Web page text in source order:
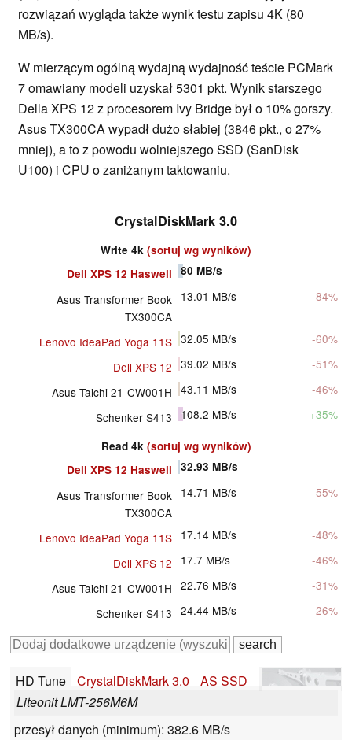
rozwiązań wygląda także wynik testu zapisu 4K (80
MB/s).
W mierzącym ogólną wydajną wydajność teście PCMark
7 omawiany modeli uzyskał 5301 pkt. Wynik starszego
Della XPS 12 z procesorem Ivy Bridge był o 10% gorszy.
Asus TX300CA wypadł dużo słabiej (3846 pkt., o 27%
mniej), a to z powodu wolniejszego SSD (SanDisk
U100) i CPU o zaniżanym taktowaniu.
CrystalDiskMark 3.0
Write 4k (sortuj wg wyników)
Dell XPS 12 Haswell
80 MB/s
Asus Transformer Book
TX300CA
13.01 MB/s -84%
Lenovo IdeaPad Yoga 11S 32.05 MB/s
-60%
Dell XPS 12 39.02 MB/s
-51%
Asus Taichi 21-CW001H 43.11 MB/s
-46%
Schenker S413
108.2 MB/s +35%
Read 4k (sortuj wg wyników)
Dell XPS 12 Haswell
32.93 MB/s
Asus Transformer Book
TX300CA
14.71 MB/s -55%
Lenovo IdeaPad Yoga 11S 17.14 MB/s
-48%
Dell XPS 12
17.7 MB/s
-46%
Asus Taichi 21-CW001H 22.76 MB/s
-31%
Schenker S413 24.44 MB/s -26%
HD Tune CrystalDiskMark 3.0
AS SSD
Liteonit LMT-256M6M
przesył danych (minimum): 382.6 MB/s